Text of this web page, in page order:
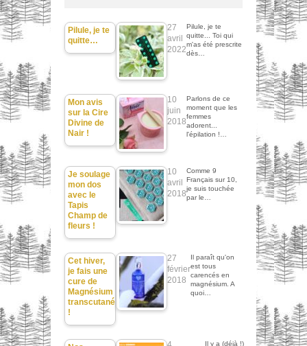
Pilule, je te
quitte…
27
avril
2022
Pilule, je te
quitte... Toi qui
m'as été prescrite
dès…
Mon avis
sur la Cire
Divine de
Nair !
10
juin
2018
Parlons de ce
moment que les
femmes
adorent...
l'épilation !…
Je soulage
mon dos
avec le
Tapis
Champ de
fleurs !
10
avril
2018
Comme 9
Français sur 10,
je suis touchée
par le…
Cet hiver,
je fais une
cure de
Magnésium
transcutané
!
27
février
2018
Il paraît qu'on
est tous
carencés en
magnésium. A
quoi…
Il y a (déjà !)